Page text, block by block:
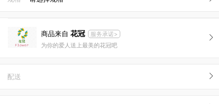
商品来自 花冠
服务承诺>
为你的爱人送上最美的花冠吧
配送